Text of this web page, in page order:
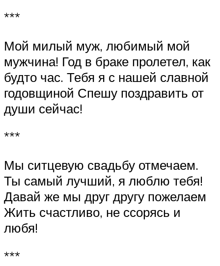
***
Мой милый муж, любимый мой
мужчина! Год в браке пролетел, как
будто час. Тебя я с нашей славной
годовщиной Спешу поздравить от
души сейчас!
***
Мы ситцевую свадьбу отмечаем.
Ты самый лучший, я люблю тебя!
Давай же мы друг другу пожелаем
Жить счастливо, не ссорясь и
любя!
***